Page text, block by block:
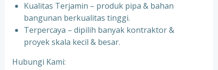
Kualitas Terjamin – produk pipa & bahan
bangunan berkualitas tinggi.
Terpercaya – dipilih banyak kontraktor &
proyek skala kecil & besar.
Hubungi Kami: